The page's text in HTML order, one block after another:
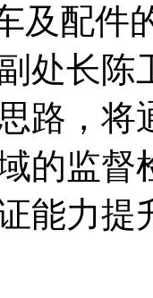
及配件
处长陈
路，
的监督
能力提